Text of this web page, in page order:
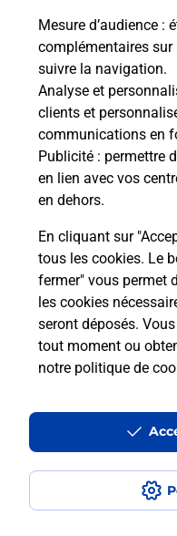
Mesure d’audience :
complémentaires sur
suivre la navigation.
Analyse et
clients et
communications en
Publicité : permettre
en lien avec vos
en dehors.
En cliquant sur
tous les cookies. Le
fermer" vous permet
les cookies
seront déposés.
tout moment ou
notre politique de
Comment La
à votre sécurité
Puis-je passer
avec La Poste
conditions ?
Localiser Liste Ardèche
Accessibilité :
Conditions contractuelles
Mentions légales